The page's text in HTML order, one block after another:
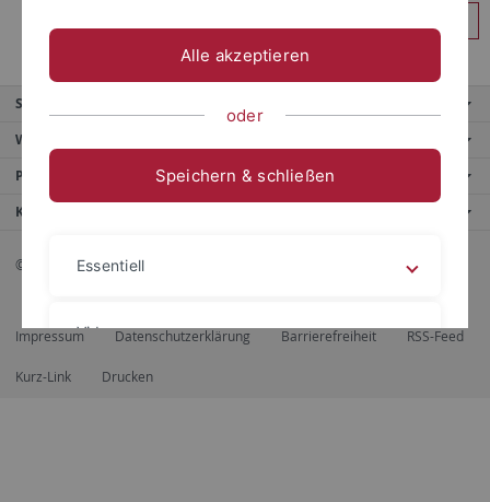
Service
Weitere Angebote
Portale
Kontaktinfo
© 2026 Eberhard Karls Universität Tübingen, Tübingen
Impressum Datenschutzerklärung Barrierefreiheit RSS-Feed
Kurz-Link Drucken
Alle akzeptieren
oder
Speichern & schließen
Essentiell
Videos